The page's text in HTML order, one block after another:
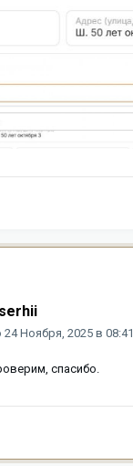
24 Ноября, 2025 в 08:41
спасибо.